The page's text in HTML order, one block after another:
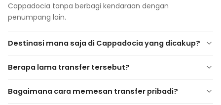
Cappadocia tanpa berbagi kendaraan dengan
penumpang lain.
Destinasi mana saja di Cappadocia yang dicakup?
Göreme
Ürgüp
Berapa lama transfer tersebut?
Bagaimana cara memesan transfer pribadi?